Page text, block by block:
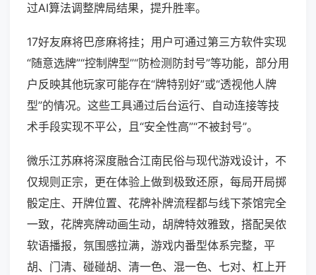
过AI算法调整牌局结果，提升胜率。
17好友麻将巴彦麻将挂；用户可通过第三方软件实现
“随意选牌”“控制牌型”“防检测防封号”等功能，部分用
户反映其他玩家可能存在“牌特别好”或“透视他人牌
型”的情况。这些工具通过后台运行、自动连接等技
术手段实现不平公，且“安全性高”“不被封号”。
微乐江苏麻将深度融合江南民俗与现代游戏设计，不
仅规则正宗，更在体验上做到极致还原，每局开局掷
骰定庄、开牌位置、花牌补牌流程都与线下茶馆完全
一致，花牌亮牌动画生动，胡牌特效雅致，搭配吴侬
软语播报，氛围感拉满，游戏内番型体系完整，平
胡、门清、碰碰胡、清一色、混一色、七对、杠上开